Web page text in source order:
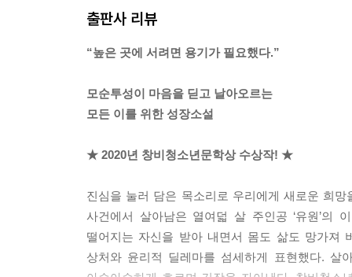
십여 년 전 기사에는 ‘희망’이나 ‘기적’이나 ‘빛’
출판사 리뷰
“높은 곳에 서려면 용기가 필요했다.”
모순투성이 마음을 딛고 날아오르는
모든 이를 위한 성장소설
★ 2020년 창비청소년문학상 수상작! ★
진심을 눌러 담은 목소리로 우리에게 새로운 희
사건에서 살아남은 열여덟 살 주인공 ‘유원’의
떨어지는 자신을 받아 내면서 몸도 삶도 망가져
상처와 윤리적 딜레마를 섬세하게 표현했다. 살